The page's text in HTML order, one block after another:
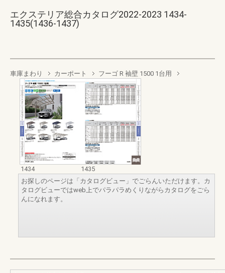
エクステリア総合カタログ2022-2023 1434-
1435(1436-1437)
車庫まわり カーポート フーゴ R 袖壁 1500 1台用
1434
1435
お探しのページは「カタログビュー」でごらんいただけます。カ
タログビューではweb上でパラパラめくりながらカタログをごら
んになれます。